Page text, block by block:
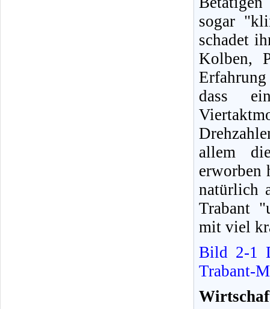
sogar
schadet
Kolben,
dass
allem
erworben
natürlich
Trabant
mit viel
Bild 2-1
Trabant-